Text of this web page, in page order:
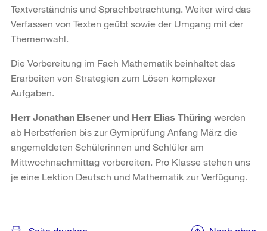
Textverständnis und Sprachbetrachtung. Weiter wird das
Verfassen von Texten geübt sowie der Umgang mit der
Themenwahl.
Die Vorbereitung im Fach Mathematik beinhaltet das
Erarbeiten von Strategien zum Lösen komplexer
Aufgaben.
Herr Jonathan Elsener und Herr Elias Thüring werden
ab Herbstferien bis zur Gymiprüfung Anfang März die
angemeldeten Schülerinnen und Schlüler am
Mittwochnachmittag vorbereiten. Pro Klasse stehen uns
je eine Lektion Deutsch und Mathematik zur Verfügung.